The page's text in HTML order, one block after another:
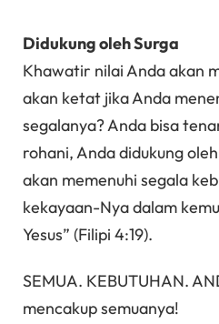
Didukung oleh Surga
Khawatir nilai Anda akan
akan ketat jika Anda
segalanya? Anda bisa
rohani, Anda didukung
akan memenuhi segala
kekayaan-Nya dalam
Yesus” (Filipi 4:19).
SEMUA. KEBUTUHAN.
mencakup semuanya!